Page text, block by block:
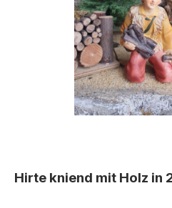
Hirte kniend mit Holz in